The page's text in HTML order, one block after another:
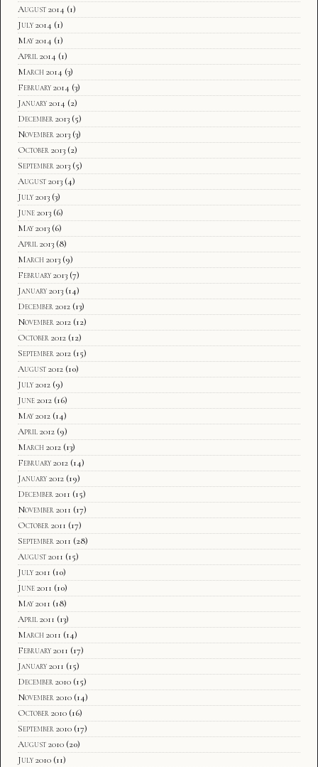
August 2014 (1)
July 2014 (1)
May 2014 (1)
April 2014 (1)
March 2014 (3)
February 2014 (3)
January 2014 (2)
December 2013 (5)
November 2013 (3)
October 2013 (2)
September 2013 (5)
August 2013 (4)
July 2013 (3)
June 2013 (6)
May 2013 (6)
April 2013 (8)
March 2013 (9)
February 2013 (7)
January 2013 (14)
December 2012 (13)
November 2012 (12)
October 2012 (12)
September 2012 (15)
August 2012 (10)
July 2012 (9)
June 2012 (16)
May 2012 (14)
April 2012 (9)
March 2012 (13)
February 2012 (14)
January 2012 (19)
December 2011 (15)
November 2011 (17)
October 2011 (17)
September 2011 (28)
August 2011 (15)
July 2011 (10)
June 2011 (10)
May 2011 (18)
April 2011 (13)
March 2011 (14)
February 2011 (17)
January 2011 (15)
December 2010 (15)
November 2010 (14)
October 2010 (16)
September 2010 (17)
August 2010 (20)
July 2010 (11)